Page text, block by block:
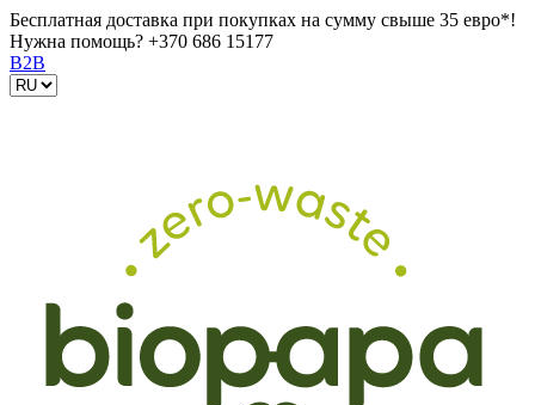
Бесплатная доставка при покупках на сумму свыше 35 евро*!
Нужна помощь? +370 686 15177
B2B